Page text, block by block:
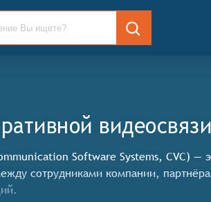
Software Systems, CVC)
сотрудниками компании,